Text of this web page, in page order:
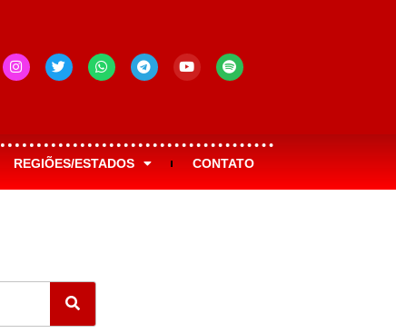
REGIÕES/ESTADOS CONTATO